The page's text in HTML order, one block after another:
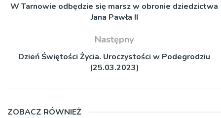
W Tarnowie odbędzie się marsz w obronie dziedzictwa
Jana Pawła II
Następny
Dzień Świętości Życia. Uroczystości w Podegrodziu
(25.03.2023)
ZOBACZ RÓWNIEŻ